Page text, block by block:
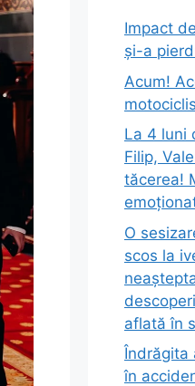
Impact
și-a
Acum!
La 4 luni
Filip,
tăcerea!
O
scos la
aflată în
Îndrăgita
în